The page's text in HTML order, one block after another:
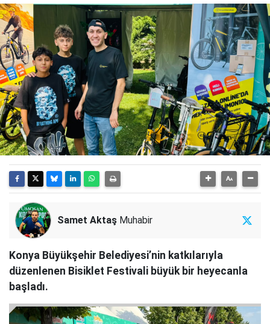
Samet Aktaş Muhabir
Konya Büyükşehir Belediyesi’nin katkılarıyla
düzenlenen Bisiklet Festivali büyük bir heyecanla
başladı.